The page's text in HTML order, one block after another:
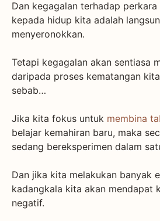
Dan kegagalan terhadap
kepada hidup kita adalah
menyeronokkan.
Tetapi kegagalan akan sentiasa
daripada proses kematangan
sebab…
Jika kita fokus untuk membina
belajar kemahiran baru, maka
sedang bereksperimen dalam
Dan jika kita melakukan banyak
kadangkala kita akan mendapat
negatif.